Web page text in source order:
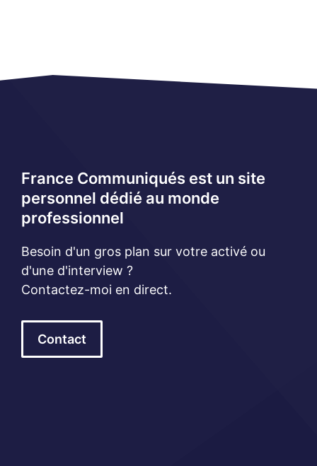
France Communiqués est un site
personnel dédié au monde
professionnel
Besoin d'un gros plan sur votre activé ou
d'une d'interview ?
Contactez-moi en direct.
Contact